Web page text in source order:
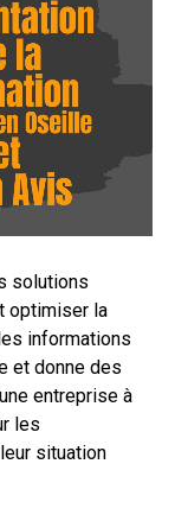
solutions
optimiser la
informations
et donne des
entreprise à
les
situation